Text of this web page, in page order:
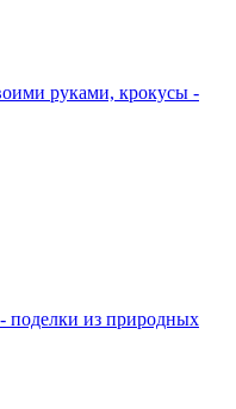
руками, крокусы -
- поделки из природных